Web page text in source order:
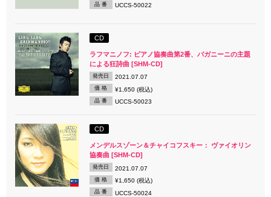
品 番 UCCS-50022
CD
ラフマニノフ: ピアノ協奏曲第2番、パガニーニの主題
による狂詩曲 [SHM-CD]
発売日 2021.07.07
価 格 ¥1,650 (税込)
品 番 UCCS-50023
CD
メンデルスゾーン＆チャイコフスキー： ヴァイオリン
協奏曲 [SHM-CD]
発売日 2021.07.07
価 格 ¥1,650 (税込)
品 番 UCCS-50024